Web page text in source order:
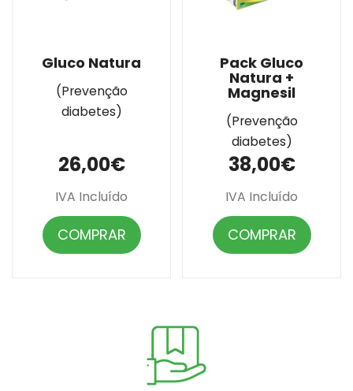
Gluco Natura
(Prevenção
diabetes)
26,00€
IVA Incluído
COMPRAR
Pack Gluco
Natura +
Magnesil
(Prevenção
diabetes)
38,00€
IVA Incluído
COMPRAR